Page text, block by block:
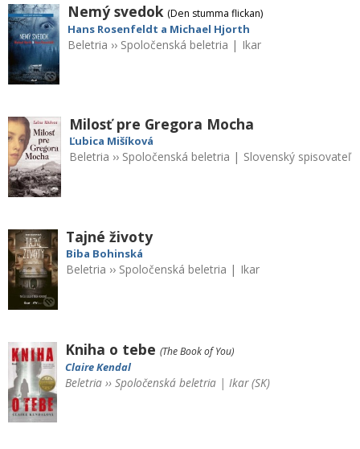
Nemý svedok (Den stumma flickan)
Hans Rosenfeldt a Michael Hjorth
Beletria ›› Spoločenská beletria | Ikar
Milosť pre Gregora Mocha
Ľubica Mišíková
Beletria ›› Spoločenská beletria | Slovenský spisovateľ
Tajné životy
Biba Bohinská
Beletria ›› Spoločenská beletria | Ikar
Kniha o tebe (The Book of You)
Claire Kendal
Beletria›› Spoločenská beletria| Ikar (SK)